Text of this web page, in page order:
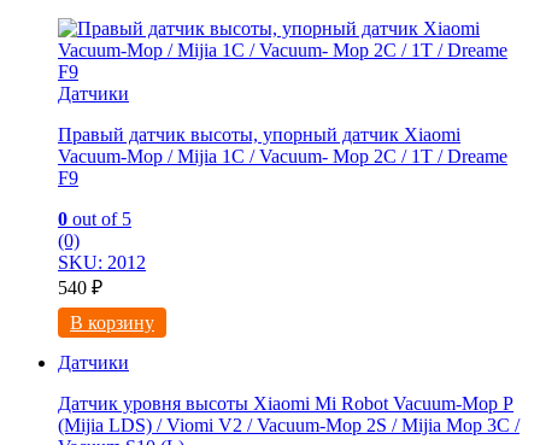
Датчики
Правый датчик высоты, упорный датчик Xiaomi
Vacuum-Mop / Mijia 1C / Vacuum- Mop 2C / 1T / Dreame
F9
0 out of 5
(0)
SKU: 2012
540 ₽
В корзину
Датчики
Датчик уровня высоты Xiaomi Mi Robot Vacuum-Mop P
(Mijia LDS) / Viomi V2 / Vacuum-Mop 2S / Mijia Mop 3C /